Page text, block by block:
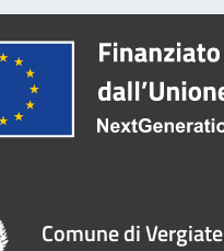
Comune di Vergiate